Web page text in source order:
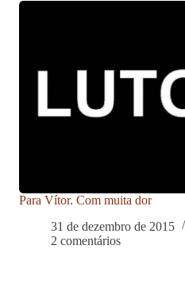
Para Vítor. Com muita dor
31 de dezembro de 2015
2 comentários